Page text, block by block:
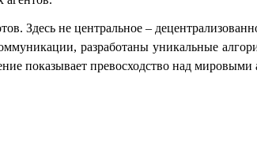
Здесь не центральное –
разработаны уникальные
показывает превосходство над мировыми